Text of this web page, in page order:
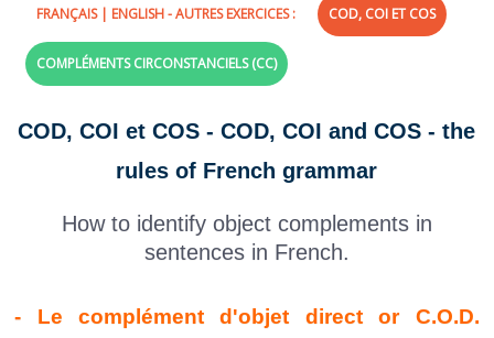
FRANÇAIS| ENGLISH- AUTRES EXERCICES : COD, COI ET COS
COMPLÉMENTS CIRCONSTANCIELS (CC)
COD, COI et COS - COD, COI and COS - the
rules of French grammar
How to identify object complements in
sentences in French.
- Le complément d'objet direct or C.O.D.